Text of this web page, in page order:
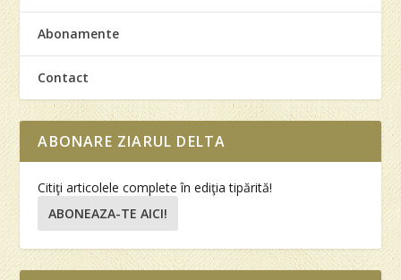
Abonamente
Contact
ABONARE ZIARUL DELTA
Citiţi articolele complete în ediţia tipărită!
ABONEAZA-TE AICI!